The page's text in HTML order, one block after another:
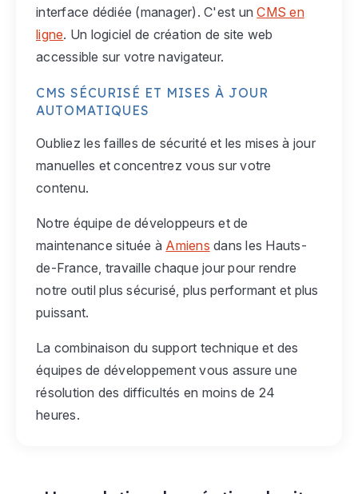
interface dédiée (manager). C'est unCMS en
ligne. Un logiciel de création de site web
accessible sur votre navigateur.
CMS SÉCURISÉ ET MISES À JOUR
AUTOMATIQUES
Oubliez les failles de sécurité et les mises à jour
manuelles et concentrez vous sur votre
contenu.
Notre équipe de développeurs et de
maintenance située à Amiens dans les Hauts-
de-France, travaille chaque jour pour rendre
notre outil plus sécurisé, plus performant et plus
puissant.
La combinaison du support technique et des
équipes de développement vous assure une
résolution des difficultés en moins de 24
heures.